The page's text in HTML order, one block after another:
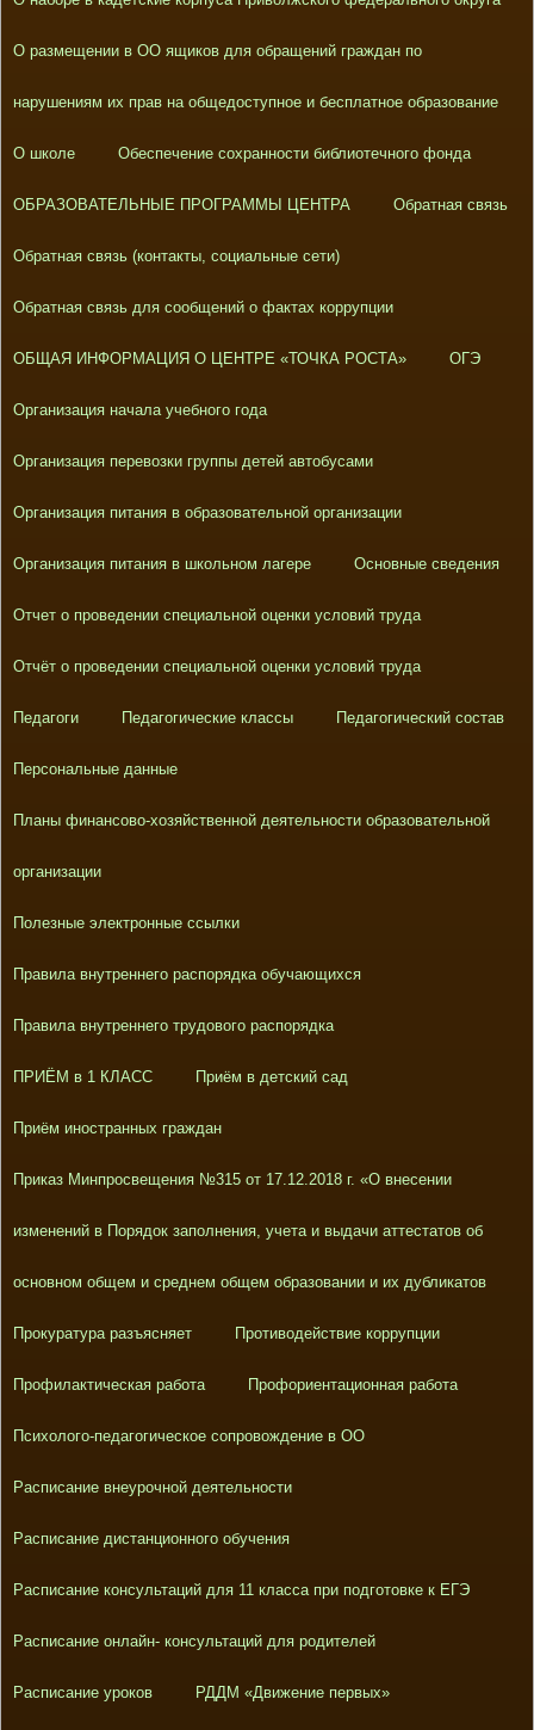
О размещении в ОО ящиков для обращений граждан по
нарушениям их прав на общедоступное и бесплатное образование
О школе Обеспечение сохранности библиотечного фонда
ОБРАЗОВАТЕЛЬНЫЕ ПРОГРАММЫ ЦЕНТРА Обратная связь
Обратная связь (контакты, социальные сети)
Обратная связь для сообщений о фактах коррупции
ОБЩАЯ ИНФОРМАЦИЯ О ЦЕНТРЕ «ТОЧКА РОСТА» ОГЭ
Организация начала учебного года
Организация перевозки группы детей автобусами
Организация питания в образовательной организации
Организация питания в школьном лагере Основные сведения
Отчет о проведении специальной оценки условий труда
Отчёт о проведении специальной оценки условий труда
Педагоги Педагогические классы Педагогический состав
Персональные данные
Планы финансово-хозяйственной деятельности образовательной
организации
Полезные электронные ссылки
Правила внутреннего распорядка обучающихся
Правила внутреннего трудового распорядка
ПРИЁМ в 1 КЛАСС Приём в детский сад
Приём иностранных граждан
Приказ Минпросвещения №315 от 17.12.2018 г. «О внесении
изменений в Порядок заполнения, учета и выдачи аттестатов об
основном общем и среднем общем образовании и их дубликатов
Прокуратура разъясняет Противодействие коррупции
Профилактическая работа Профориентационная работа
Психолого-педагогическое сопровождение в ОО
Расписание внеурочной деятельности
Расписание дистанционного обучения
Расписание консультаций для 11 класса при подготовке к ЕГЭ
Расписание онлайн- консультаций для родителей
Расписание уроков РДДМ «Движение первых»